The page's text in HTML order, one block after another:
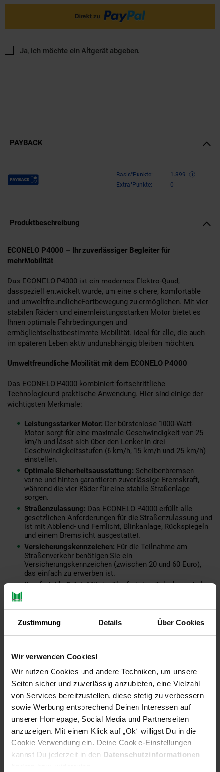
Zustimmung Details Über Cookies
Wir verwenden Cookies!
Wir nutzen Cookies und andere Techniken, um unsere
Seiten sicher und zuverlässig anzubieten, eine Vielzahl
von Services bereitzustellen, diese stetig zu verbessern
sowie Werbung entsprechend Deinen Interessen auf
unserer Homepage, Social Media und Partnerseiten
anzuzeigen. Mit einem Klick auf „Ok“ willigst Du in die
Cookie Verwendung ein. Deine Cookie-Einstellungen
kannst Du jederzeit in den Datenschutzinformationen
Ja, ich möchte ein Altgerät abgeben.
PAYBACK
Payback Punkte Basis°Punkte:
1.399
Extra°Punkte:
0
Produktbeschreibung
ECONELO P4000 – Ihr zuverlässiger Begleiter für
mehrMobilität
Das ECONELO P4000 ist ein modernes Elektro-Quad,
dasspeziell entwickelt wurde, um eine sichere, komfortable
und umweltfreundlicheFortbewegung zu ermöglichen. Mit vier
stabilen Rädern und einemleistungsstarken Motor bietet es
Ihnen optimale Fahrbedingungen und
ermöglichtselbstbestimmte Mobilität. Ideal für alle, die auch
im späteren Leben aktiv undunabhängig bleiben möchten.
Umweltfreundliche Mobilität mit dem ECONELO P4000
Das ECONELO P4000 kombiniert fortschrittliche
Technologieund praktische Anwendung. Hier sind einige der
wichtigsten Merkmale:
Leistungsstarker Motor: Der bürstenlose 1000-Watt-
Motor sorgt für eine maximale Geschwindigkeit von 25
km/h und lässt sich über den Lenker in drei
Geschwindigkeitsstufen (6 km/h, 15 km/h und 25 km/h)
einstellen.
Optimale Sicherheitsausstattung: Scheibenbremsen
vorne und hinten garantieren zuverlässige Bremskraft,
während die vier Räder für eine stabile Straßenlage
sorgen.
Straßenzulassung: Das ECONELO P4000 erfüllt alle
gesetzlichen Anforderungen für die Straßenzulassung und
ist mit Abblend- und Fernlicht, Blinkanlage, Rückspiegeln
und einem Bremslicht ausgestattet.
Versicherungskennzeichen: Für die Teilnahme am
Straßenverkehr benötigen Sie ein
Versicherungskennzeichen (zwischen 20 und 60 Euro),
das einfach zu erwerben ist.
Komfortable Fahrt:Mit der ölgefederten Teleskopgabel
Fahrt. Die klappbaren Armlehnen ermöglichen zudem ein
einfaches Ein- und Aussteigen.
Antriebsart Heckantrieb Geschwindigkeitsbegrenzer
Motor
Bürstenloser
Elektro-Motor
Motor Leistung
Maximale
Geschwindigkeit
25 km/h Rückwärtsgang
60 V / 20 Ah